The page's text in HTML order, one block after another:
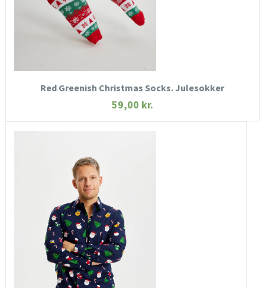
Red Greenish Christmas Socks. Julesokker
59,00 kr.
HURTIGT KIG